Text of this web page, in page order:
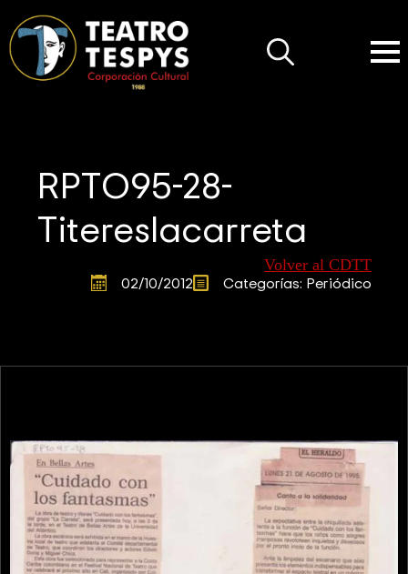
RPTO95-28-
Titereslacarreta
Volver al CDTT
02/10/2012 Categorías: Periódico